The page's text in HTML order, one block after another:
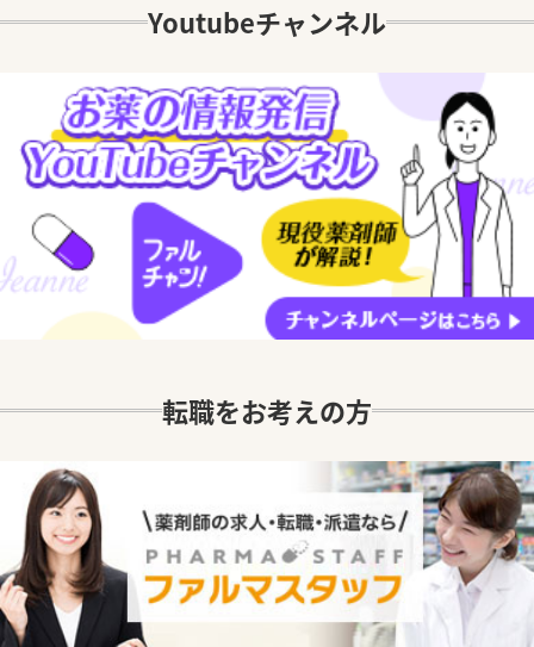
Youtubeチャンネル
転職をお考えの方